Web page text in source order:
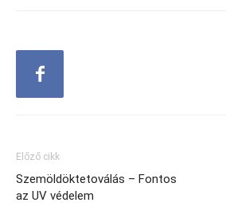
Előző cikk
Szemöldöktetoválás – Fontos
az UV védelem